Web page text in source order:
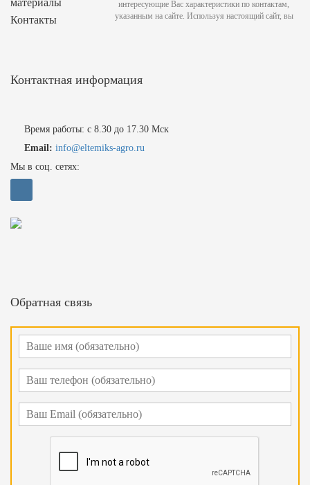
Контакты
Контактная информация
Время работы: с 8.30 до 17.30 Мск
Email: info@eltemiks-agro.ru
Мы в соц. сетях:
Обратная связь
интересующие Вас характеристики по контактам,
указанным на сайте. Используя настоящий сайт, вы